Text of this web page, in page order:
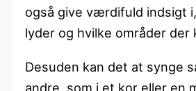
også give værdifuld indsigt
lyder og hvilke områder der
Desuden kan det at synge
andre, som i et kor eller en